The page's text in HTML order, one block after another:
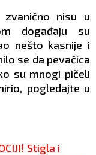
nisu u
događaju su
nešto kasnije i
se da pevačica
su mnogi pičeli
pogledajte u
Stigla i